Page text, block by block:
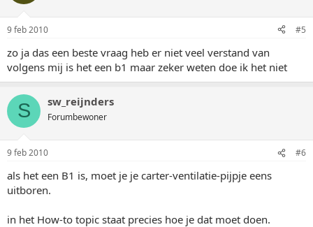
9 feb 2010 #5
zo ja das een beste vraag heb er niet veel verstand van
volgens mij is het een b1 maar zeker weten doe ik het niet
S sw_reijnders
Forumbewoner
9 feb 2010 #6
als het een B1 is, moet je je carter-ventilatie-pijpje eens
uitboren.
in het How-to topic staat precies hoe je dat moet doen.